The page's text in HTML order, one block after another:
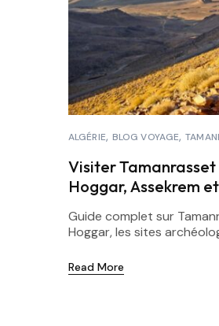
ALGÉRIE BLOG VOYAGE
Visiter
Hoggar, Assekrem
Guide complet sur
Hoggar, les sites
Read More